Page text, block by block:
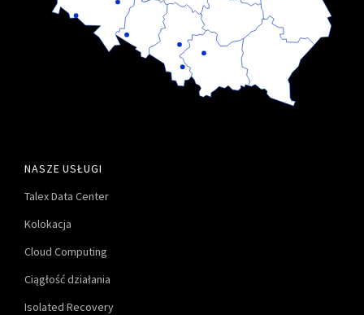
NASZE USŁUGI
Talex Data Center
Kolokacja
Cloud Computing
Ciągłość działania
Isolated Recovery